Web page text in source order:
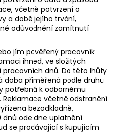
včetně potvrzení o
a době jejího trvání,
odůvodnění zamítnutí
jím pověřený pracovník
ihned, ve složitých
pracovních dnů. Do této lhůty
doba přiměřená podle druhu
potřebná k odbornému
Reklamace včetně odstranění
bezodkladně,
dnů ode dne uplatnění
se prodávající s kupujícím